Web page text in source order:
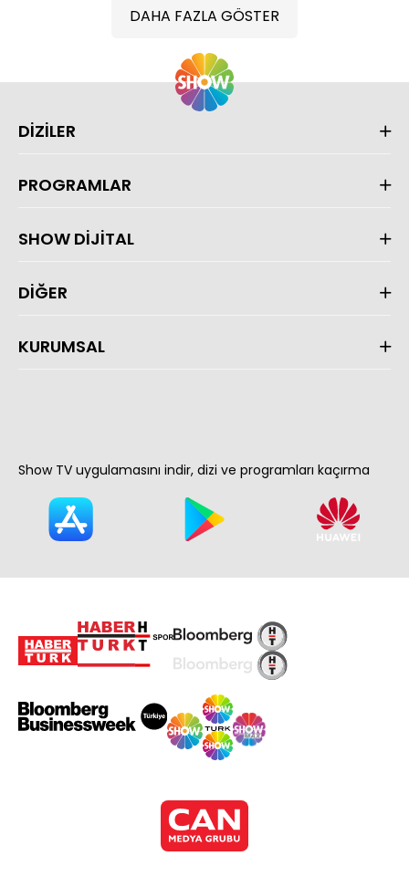
DAHA FAZLA GÖSTER
DİZİLER
PROGRAMLAR
SHOW DİJİTAL
DİĞER
KURUMSAL
Show TV uygulamasını indir, dizi ve programları kaçırma